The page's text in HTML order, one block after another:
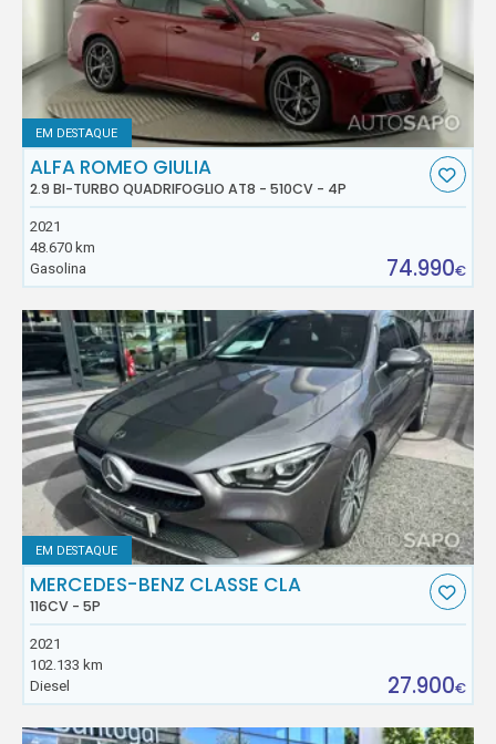
EM DESTAQUE
ALFA ROMEO GIULIA
2.9 BI-TURBO QUADRIFOGLIO AT8 - 510CV - 4P
2021
48.670 km
Gasolina
74.990€
EM DESTAQUE
MERCEDES-BENZ CLASSE CLA
116CV - 5P
2021
102.133 km
Diesel
27.900€